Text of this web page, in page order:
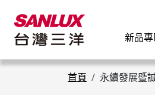
新品
首頁 永續發展暨